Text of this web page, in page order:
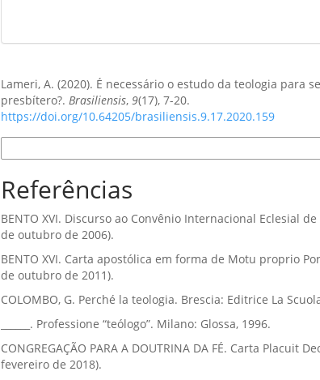
Lameri, A. (2020). É necessário o estudo da teologia para
presbítero?.Brasiliensis,9(17), 7-20.
https://doi.org/10.64205/brasiliensis.9.17.2020.159
Referências
BENTO XVI. Discurso ao Convênio Internacional Eclesial de
de outubro de 2006).
BENTO XVI. Carta apostólica em forma de Motu proprio
de outubro de 2011).
COLOMBO, G. Perché la teologia. Brescia: Editrice La
______. Professione “teólogo”. Milano: Glossa, 1996.
CONGREGAÇÃO PARA A DOUTRINA DA FÉ. Carta Placuit
fevereiro de 2018).